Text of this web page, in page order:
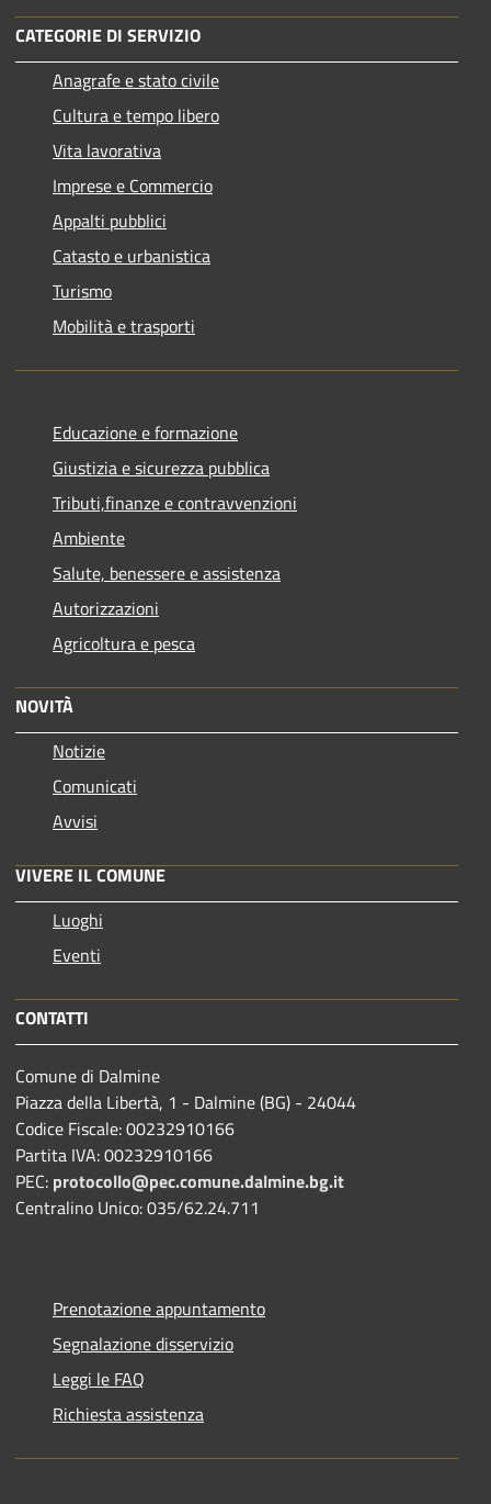
CATEGORIE DI SERVIZIO
Anagrafe e stato civile
Cultura e tempo libero
Vita lavorativa
Imprese e Commercio
Appalti pubblici
Catasto e urbanistica
Turismo
Mobilità e trasporti
Educazione e formazione
Giustizia e sicurezza pubblica
Tributi,finanze e contravvenzioni
Ambiente
Salute, benessere e assistenza
Autorizzazioni
Agricoltura e pesca
NOVITÀ
Notizie
Comunicati
Avvisi
VIVERE IL COMUNE
Luoghi
Eventi
CONTATTI
Comune di Dalmine
Piazza della Libertà, 1 - Dalmine (BG) - 24044
Codice Fiscale: 00232910166
Partita IVA: 00232910166
PEC: protocollo@pec.comune.dalmine.bg.it
Centralino Unico: 035/62.24.711
Prenotazione appuntamento
Segnalazione disservizio
Leggi le FAQ
Richiesta assistenza